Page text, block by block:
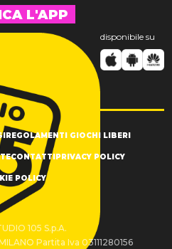
L'APP
disponibile su
REGOLAMENTI GIOCHI LIBERI
CONTATTIPRIVACY POLICY
POLICY
105 S.p.A.
Partita Iva 03111280156